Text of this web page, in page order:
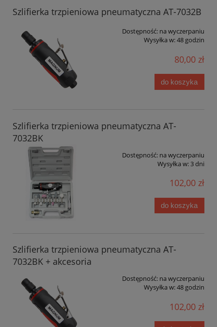
Szlifierka trzpieniowa pneumatyczna AT-7032B
Dostępność: na wyczerpaniu
Wysyłka w:48 godzin
80,00 zł
do koszyka
Szlifierka trzpieniowa pneumatyczna AT-
7032BK
Dostępność: na wyczerpaniu
Wysyłka w:3 dni
102,00 zł
do koszyka
Szlifierka trzpieniowa pneumatyczna AT-
7032BK + akcesoria
Dostępność: na wyczerpaniu
Wysyłka w:48 godzin
102,00 zł